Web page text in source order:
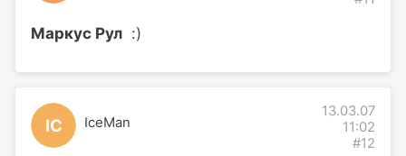
Маркус Рул :)
IC IceMan
13.03.07
11:02
#12